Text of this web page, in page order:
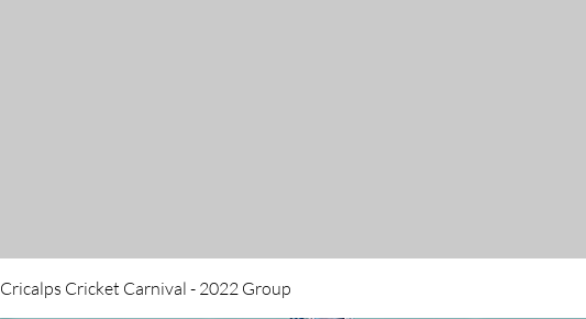
Cricalps Cricket Carnival - 2022 Group